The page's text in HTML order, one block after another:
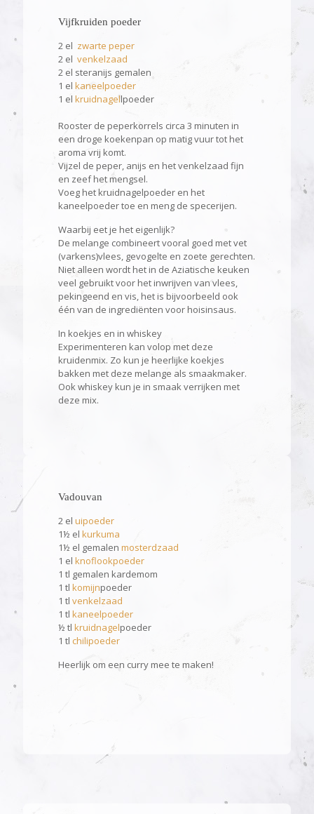
Vijfkruiden poeder
2 el zwarte peper
2 el venkelzaad
2 el steranijs gemalen
1 el kaneelpoeder
1 el kruidnagellpoeder
Rooster de peperkorrels circa 3 minuten in
een droge koekenpan op matig vuur tot het
aroma vrij komt.
Vijzel de peper, anijs en het venkelzaad fijn
en zeef het mengsel.
Voeg het kruidnagelpoeder en het
kaneelpoeder toe en meng de specerijen.
Waarbij eet je het eigenlijk?
De melange combineert vooral goed met vet
(varkens)vlees, gevogelte en zoete gerechten.
Niet alleen wordt het in de Aziatische keuken
veel gebruikt voor het inwrijven van vlees,
pekingeend en vis, het is bijvoorbeeld ook
één van de ingrediënten voor hoisinsaus.
In koekjes en in whiskey
Experimenteren kan volop met deze
kruidenmix. Zo kun je heerlijke koekjes
bakken met deze melange als smaakmaker.
Ook whiskey kun je in smaak verrijken met
deze mix.
Vadouvan
2 el uipoeder
1½ el kurkuma
1½ el gemalen mosterdzaad
1 el knoflookpoeder
1 tl gemalen kardemom
1 tl komijnpoeder
1 tl venkelzaad
1 tl kaneelpoeder
½ tl kruidnagelpoeder
1 tl chilipoeder
Heerlijk om een curry mee te maken!